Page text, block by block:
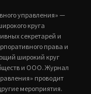
управления» —
круга
секретарей и
права и
широкий круг
и ООО. Журнал
проводит
мероприятия.